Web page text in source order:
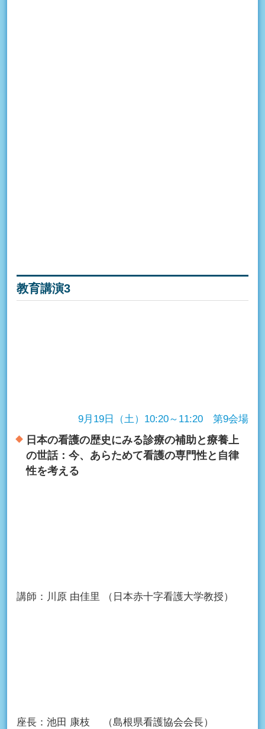
教育講演3
9月19日（土）10:20～11:20 第9会場
日本の看護の歴史にみる診療の補助と療養上
の世話：今、あらためて看護の専門性と自律
性を考える
講師： 川原 由佳里 （日本赤十字看護大学教授）
座長： 池田 康枝 （島根県看護協会会長）